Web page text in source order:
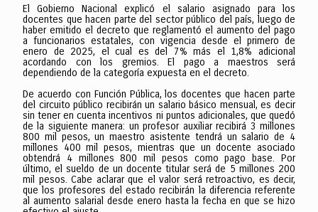
El Gobierno Nacional explicó el salario asignado para los
docentes que hacen parte del sector público del país, luego de
haber emitido el decreto que reglamentó el aumento del pago
a funcionarios estatales, con vigencia desde el primero de
enero de 2025, el cual es del 7% más el 1,8% adicional
acordando con los gremios. El pago a maestros será
dependiendo de la categoría expuesta en el decreto.
De acuerdo con Función Pública, los docentes que hacen parte
del circuito público recibirán un salario básico mensual, es decir
sin tener en cuenta incentivos ni puntos adicionales, que quedó
de la siguiente manera: un profesor auxiliar recibirá 3 millones
800 mil pesos, un maestro asistente tendrá un salario de 4
millones 400 mil pesos, mientras que un docente asociado
obtendrá 4 millones 800 mil pesos como pago base. Por
último, el sueldo de un docente titular será de 5 millones 200
mil pesos. Cabe aclarar que el valor será retroactivo, es decir,
que los profesores del estado recibirán la diferencia referente
al aumento salarial desde enero hasta la fecha en que se hizo